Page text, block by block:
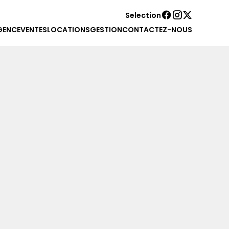
Selection
VENTESLOCATIONSGESTIONCONTACTEZ-NOUS